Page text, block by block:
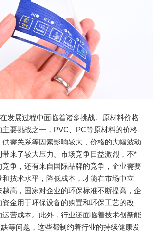
发展过程中面临着诸多挑战。原材料价格
要挑战之一，PVC、PC等原材料的价格
供需关系等因素影响较大，价格的大幅波动
来了较大压力。市场竞争日益激烈，不*
争，还有来自国际品牌的竞争，企业需要
技术水平，降低成本，才能在市场中立
越高，国家对企业的环保标准不断提高，企
资金用于环保设备的购置和环保工艺的改
营成本。此外，行业还面临着技术创新能
等问题，这些都制约着行业的持续健康发